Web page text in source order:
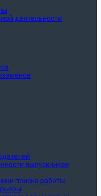
деятельности
выпускников
поиска работы